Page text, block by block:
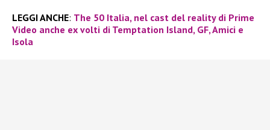
LEGGI ANCHE: The 50 Italia, nel cast del reality di Prime
Video anche ex volti di Temptation Island, GF, Amici e
Isola